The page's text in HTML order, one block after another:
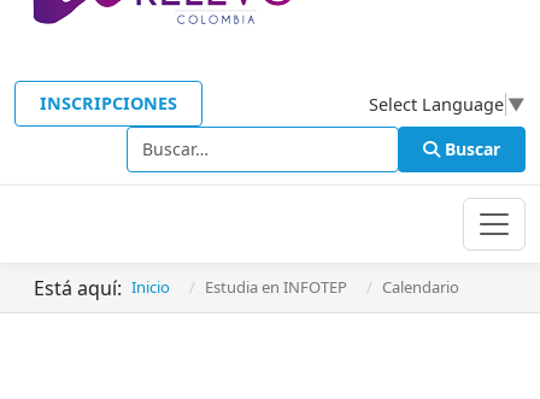
INSCRIPCIONES Select Language ▼
Buscar Buscar
Está aquí: Inicio Estudia en INFOTEP Calendario